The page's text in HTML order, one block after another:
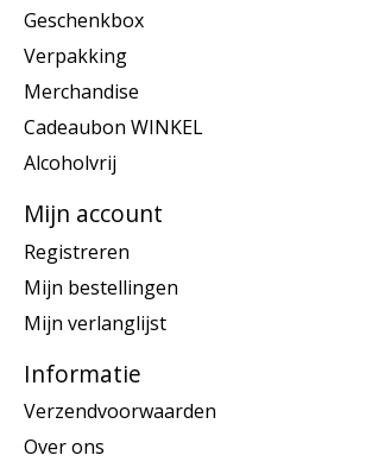
Geschenkbox
Verpakking
Merchandise
Cadeaubon WINKEL
Alcoholvrij
Mijn account
Registreren
Mijn bestellingen
Mijn verlanglijst
Informatie
Verzendvoorwaarden
Over ons